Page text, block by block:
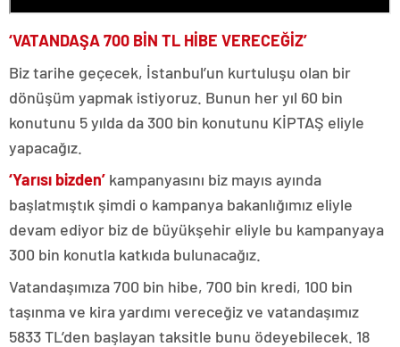
‘VATANDAŞA 700 BİN TL HİBE VERECEĞİZ’
Biz tarihe geçecek, İstanbul’un kurtuluşu olan bir
dönüşüm yapmak istiyoruz. Bunun her yıl 60 bin
konutunu 5 yılda da 300 bin konutunu KİPTAŞ eliyle
yapacağız.
‘Yarısı bizden’ kampanyasını biz mayıs ayında
başlatmıştık şimdi o kampanya bakanlığımız eliyle
devam ediyor biz de büyükşehir eliyle bu kampanyaya
300 bin konutla katkıda bulunacağız.
Vatandaşımıza 700 bin hibe, 700 bin kredi, 100 bin
taşınma ve kira yardımı vereceğiz ve vatandaşımız
5833 TL’den başlayan taksitle bunu ödeyebilecek. 18